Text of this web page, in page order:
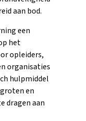
aan bod.
een
het
opleiders,
organisaties
hulpmiddel
en
dragen aan